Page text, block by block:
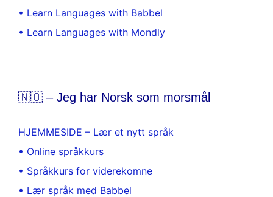
• Learn Languages with Babbel
• Learn Languages with Mondly
🇳🇴 – Jeg har Norsk som morsmål
HJEMMESIDE – Lær et nytt språk
• Online språkkurs
• Språkkurs for viderekomne
• Lær språk med Babbel